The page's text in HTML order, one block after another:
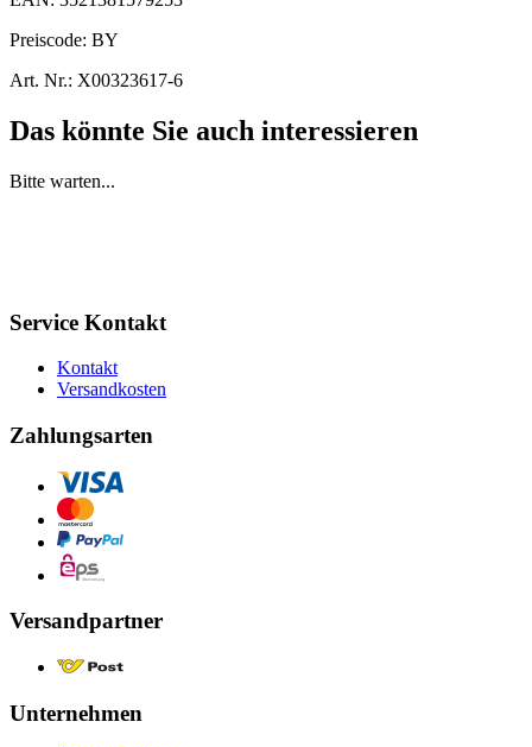
Preiscode: BY
Art. Nr.: X00323617-6
Das könnte Sie auch interessieren
Bitte warten...
Service Kontakt
Kontakt
Versandkosten
Zahlungsarten
Versandpartner
Unternehmen